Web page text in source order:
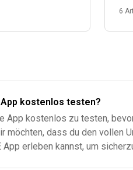
6
App kostenlos testen?
App kostenlos zu testen,
möchten, dass du den vollen
App erleben kannst, um